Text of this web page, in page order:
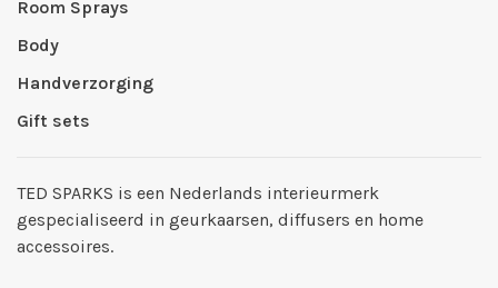
Room Sprays
Body
Handverzorging
Gift sets
TED SPARKS is een Nederlands interieurmerk
gespecialiseerd in geurkaarsen, diffusers en home
accessoires.